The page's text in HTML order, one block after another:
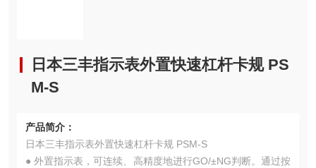
日本三丰指示表外置快速杠杆卡规 PS
M-S
产品简介：
日本三丰指示表外置快速杠杆卡规 PSM-S
● 外置指示表，可连续、高精度地进行GO/±NG判断。通过按